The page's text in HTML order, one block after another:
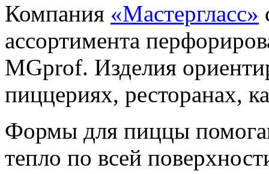
Компания «Мастергласс»
ассортимента
MGprof. Изделия
пиццериях, ресторанах,
Формы для пиццы
тепло по всей